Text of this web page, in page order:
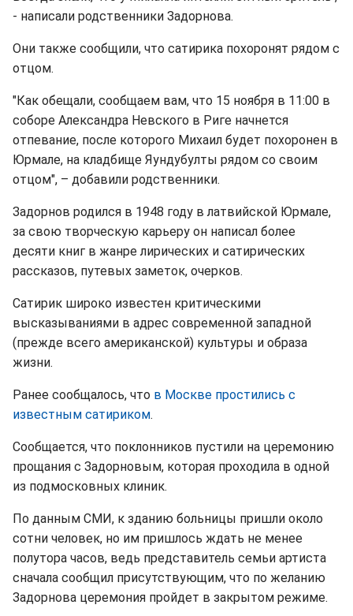
- написали родственники Задорнова.
Они также сообщили, что сатирика похоронят рядом с
отцом.
"Как обещали, сообщаем вам, что 15 ноября в 11:00 в
соборе Александра Невского в Риге начнется
отпевание, после которого Михаил будет похоронен в
Юрмале, на кладбище Яундубулты рядом со своим
отцом", – добавили родственники.
Задорнов родился в 1948 году в латвийской Юрмале,
за свою творческую карьеру он написал более
десяти книг в жанре лирических и сатирических
рассказов, путевых заметок, очерков.
Сатирик широко известен критическими
высказываниями в адрес современной западной
(прежде всего американской) культуры и образа
жизни.
Ранее сообщалось, что в Москве простились с
известным сатириком.
Сообщается, что поклонников пустили на церемонию
прощания с Задорновым, которая проходила в одной
из подмосковных клиник.
По данным СМИ, к зданию больницы пришли около
сотни человек, но им пришлось ждать не менее
полутора часов, ведь представитель семьи артиста
сначала сообщил присутствующим, что по желанию
Задорнова церемония пройдет в закрытом режиме.